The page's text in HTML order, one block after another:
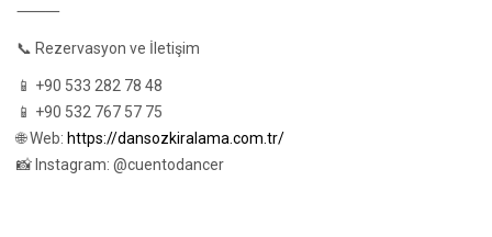
⸻
📞 Rezervasyon ve İletişim
📱 +90 533 282 78 48
📱 +90 532 767 57 75
🌐 Web: https://dansozkiralama.com.tr/
📸 Instagram: @cuentodancer